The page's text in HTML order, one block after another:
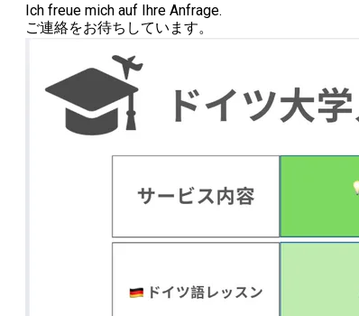
Ich freue mich auf Ihre Anfrage.
​ご連絡をお待ちしています。